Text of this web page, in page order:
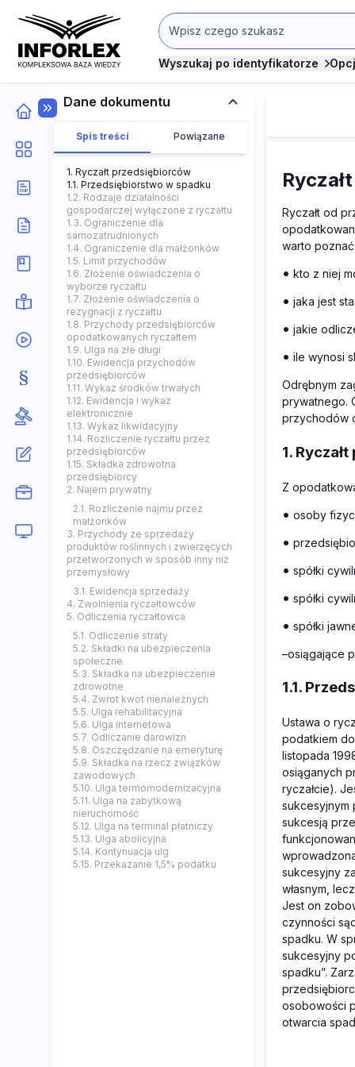
Wyszukaj po identyfikatorze
Dane dokumentu
Spis treści Powiązane
1. Ryczałt przedsiębiorców
1.1. Przedsiębiorstwo w spadku
1.2. Rodzaje działalności
gospodarczej wyłączone z ryczałtu
1.3. Ograniczenie dla
samozatrudnionych
1.4. Ograniczenie dla małżonków
1.5. Limit przychodów
1.6. Złożenie oświadczenia o
wyborze ryczałtu
1.7. Złożenie oświadczenia o
rezygnacji z ryczałtu
1.8. Przychody przedsiębiorców
opodatkowanych ryczałtem
1.9. Ulga na złe długi
1.10. Ewidencja przychodów
przedsiębiorców
1.11. Wykaz środków trwałych
1.12. Ewidencja i wykaz
elektronicznie
1.13. Wykaz likwidacyjny
1.14. Rozliczenie ryczałtu przez
przedsiębiorców
1.15. Składka zdrowotna
przedsiębiorcy
2. Najem prywatny
2.1. Rozliczenie najmu przez
małżonków
3. Przychody ze sprzedaży
produktów roślinnych i zwierzęcych
przetworzonych w sposób inny niż
przemysłowy
3.1. Ewidencja sprzedaży
4. Zwolnienia ryczałtowców
5. Odliczenia ryczałtowca
5.1. Odliczenie straty
5.2. Składki na ubezpieczenia
społeczne
5.3. Składka na ubezpieczenie
zdrowotne
5.4. Zwrot kwot nienależnych
5.5. Ulga rehabilitacyjna
5.6. Ulga internetowa
5.7. Odliczanie darowizn
5.8. Oszczędzanie na emeryturę
5.9. Składka na rzecz związków
zawodowych
5.10. Ulga termomodernizacyjna
5.11. Ulga na zabytkową
nieruchomość
5.12. Ulga na terminal płatniczy
5.13. Ulga abolicyjna
5.14. Kontynuacja ulg
5.15. Przekazanie 1,5% podatku
Ryczałt od
warto
• kto z niej
• jaka jest
• jakie
• ile wynosi
Odrębnym
prywatnego.
przychodów
1.
Z
• osoby
•
• spółki
• spółki
• spółki
–osiągające
1.1.
Ustawa o
podatkiem
listopada
osiąganych
ryczałcie).
sukcesyjnym
sukcesją
sukcesyjny
własnym,
Jest on
czynności
spadku. W
sukcesyjny
spadku”.
osobowości
otwarcia